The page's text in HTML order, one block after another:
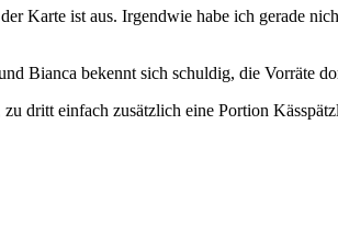
Karte ist aus. Irgendwie habe ich gerade
Bianca bekennt sich schuldig, die Vorräte
dritt einfach zusätzlich eine Portion